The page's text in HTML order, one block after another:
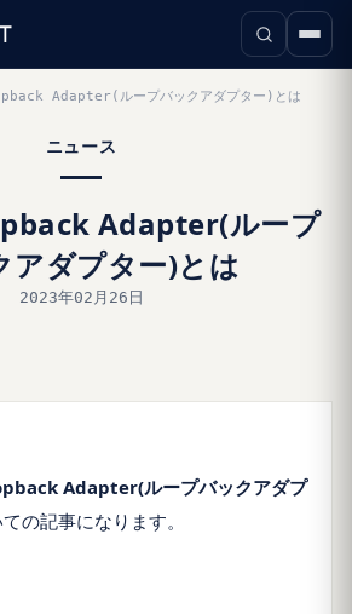
Adapter(ループバックアダプター)とは
ニュース
Adapter(ループ
アダプター)とは
2023年02月26日
Adapter(ループバックアダプ
の記事になります。